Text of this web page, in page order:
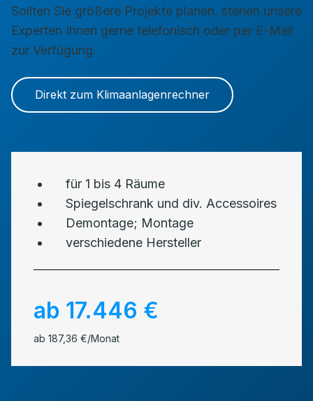
Sollten Sie größere Projekte planen, stehen unsere
Experten Ihnen gerne telefonisch oder per E-Mail
zur Verfügung.
Direkt zum Klimaanlagenrechner
für 1 bis 4 Räume
Spiegelschrank und div. Accessoires
Demontage; Montage
verschiedene Hersteller
ab 17.446 €
ab 187,36 €/Monat